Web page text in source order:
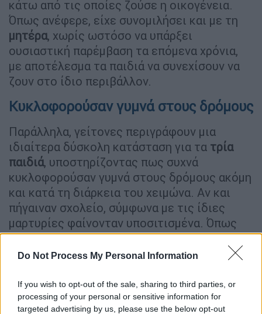
Do Not Process My Personal Information
If you wish to opt-out of the sale, sharing to third parties, or
processing of your personal or sensitive information for
targeted advertising by us, please use the below opt-out
κάτω από τις οποίες ζούσε η οικογένεια.
Όπως ανέφερε, είχε συνομιλήσει και με τη
μητέρα, χωρίς ωστόσο να υπάρξει
ουσιαστική παρέμβαση τα επόμενα χρόνια,
με αποτέλεσμα τα παιδιά να συνεχίσουν να
ζουν στο ίδιο περιβάλλον.
Κυκλοφορούσαν γυμνά στους δρόμους
Παράλληλα, γείτονες περιγράφουν μια
ιδιαίτερα δύσκολη κατάσταση για τα τρία
παιδιά, υποστηρίζοντας πως συχνά
κυκλοφορούσαν γυμνά στους δρόμους ακόμη
και κατά τη διάρκεια του χειμώνα. Αν και
πήγαιναν σχολείο, σύμφωνα με τις ίδιες
μαρτυρίες φαίνονταν υποσιτισμένα. Όπως
αναφέρουν, ο πατέρας εργαζόταν πολλές
ώρες για να εξασφαλίσει τα απαραίτητα, ενώ
δείχνει ιδιαίτερο ενδιαφέρον για τη
φροντίδα τους.